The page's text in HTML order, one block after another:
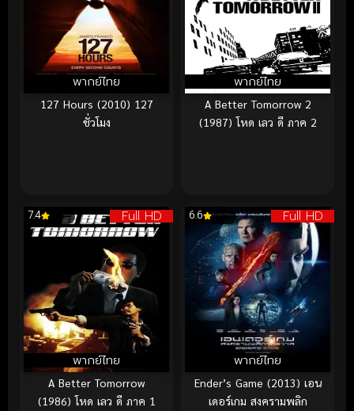
พากย์ไทย
127 Hours (2010) 127
ชั่วโมง
พากย์ไทย
A Better Tomorrow 2
(1987) โหด เลว ดี ภาค 2
Full HD
พากย์ไทย
7.4
A Better Tomorrow
(1986) โหด เลว ดี ภาค 1
Full HD
พากย์ไทย
6.6
Ender’s Game (2013) เอน
เดอร์เกม สงครามพลิก